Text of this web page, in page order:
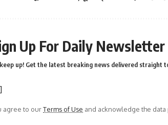
Up For Daily Newsletter
up! Get the latest breaking news delivered straight
agree to ourTerms of Use and acknowledge the data